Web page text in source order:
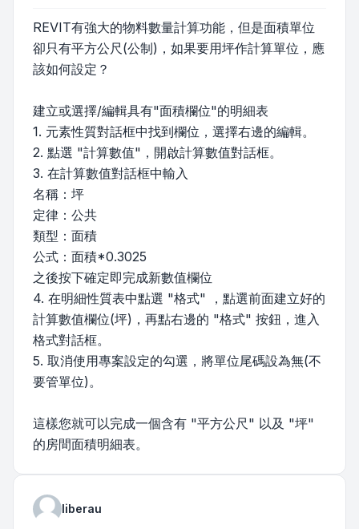
REVIT有強大的物料數量計算功能，但是面積單位
卻只有平方公尺(公制)，如果要用坪作計算單位，應
該如何設定？
建立或選擇/編輯具有"面積欄位"的明細表
1. 元素性質對話框中找到欄位，選擇右邊的編輯。
2. 點選 "計算數值"，開啟計算數值對話框。
3. 在計算數值對話框中輸入
名稱：坪
定律：公共
類型：面積
公式：面積*0.3025
之後按下確定即完成新數值欄位
4. 在明細性質表中點選 "格式" ，點選前面建立好的
計算數值欄位(坪)，再點右邊的 "格式" 按鈕，進入
格式對話框。
5. 取消使用專案設定的勾選，將單位尾碼設為無(不
要管單位)。
這樣您就可以完成一個含有 "平方公尺" 以及 "坪"
的房間面積明細表。
liberau